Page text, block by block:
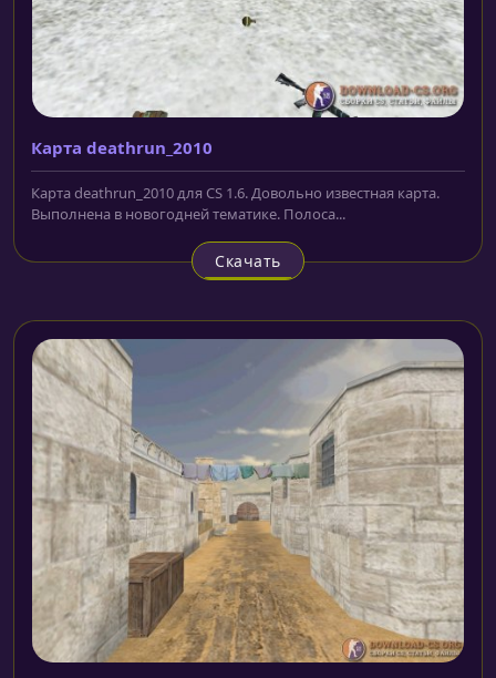
Карта deathrun_2010
Карта deathrun_2010 для CS 1.6. Довольно известная карта.
Выполнена в новогодней тематике. Полоса...
Скачать